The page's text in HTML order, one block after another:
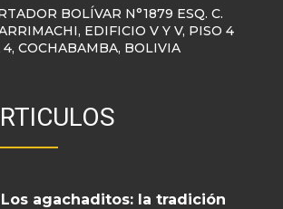
BOLÍVAR N°1879 ESQ. C.
EDIFICIO V Y V, PISO 4
COCHABAMBA, BOLIVIA
Los agachaditos: la tradición